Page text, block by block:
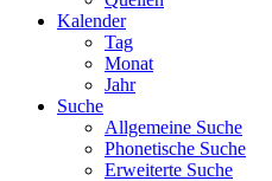
Kalender
Tag
Monat
Jahr
Suche
Allgemeine Suche
Phonetische Suche
Erweiterte Suche